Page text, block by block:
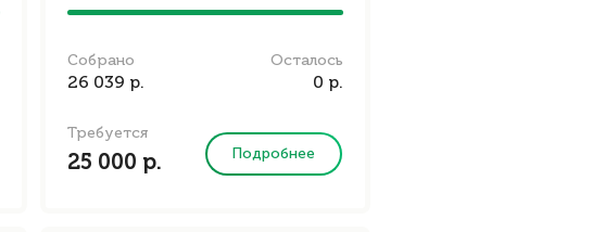
Собрано
26 039 р.
Осталось
0 р.
Требуется
25 000 р. Подробнее